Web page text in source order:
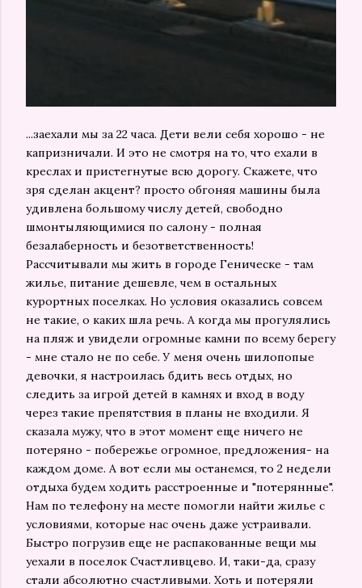
...заехали мы за 22 часа. Дети вели себя хорошо - не
капризничали. И это не смотря на то, что ехали в
креслах и пристегнутые всю дорогу. Скажете, что
зря сделан акцент? просто обгоняя машины была
удивлена большому числу детей, свободно
шмонтыляющимися по салону - полная
безалаберность и безответственность!
Рассчитывали мы жить в городе Геническе - там
жилье, питание дешевле, чем в остальных
курортных поселках. Но условия оказались совсем
не такие, о каких шла речь. А когда мы прогулялись
на пляж и увидели огромные камни по всему берегу
- мне стало не по себе. У меня очень шилопопые
девочки, я настроилась бдить весь отдых, но
следить за игрой детей в камнях и вход в воду
через такие препятствия в планы не входили. Я
сказала мужу, что в этот момент еще ничего не
потеряно - побережье огромное, предложения- на
каждом доме. А вот если мы останемся, то 2 недели
отдыха будем ходить расстроенные и "потерянные".
Нам по телефону на месте помогли найти жилье с
условиями, которые нас очень даже устраивали.
Быстро погрузив еще не распакованные вещи мы
уехали в поселок Счастливцево. И, таки-да, сразу
стали абсолютно счастливыми. Хоть и потеряли